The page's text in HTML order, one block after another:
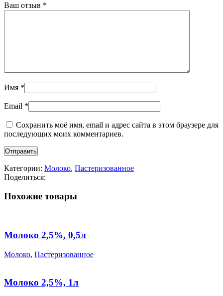
Ваш отзыв *
Имя *
Email *
Сохранить моё имя, email и адрес сайта в этом браузере для
последующих моих комментариев.
Категории: Молоко, Пастеризованное
Поделиться:
Похожие товары
Молоко 2,5%, 0,5л
Молоко, Пастеризованное
Молоко 2,5%, 1л